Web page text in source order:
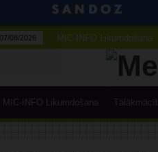
07/08/2026 MIC-INFO Likumdošana
MIC-INFO Likumdošana